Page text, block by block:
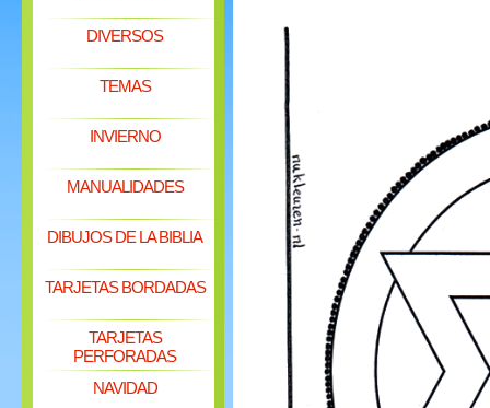
DIVERSOS
TEMAS
INVIERNO
MANUALIDADES
DIBUJOS DE LA BIBLIA
TARJETAS BORDADAS
TARJETAS
PERFORADAS
NAVIDAD